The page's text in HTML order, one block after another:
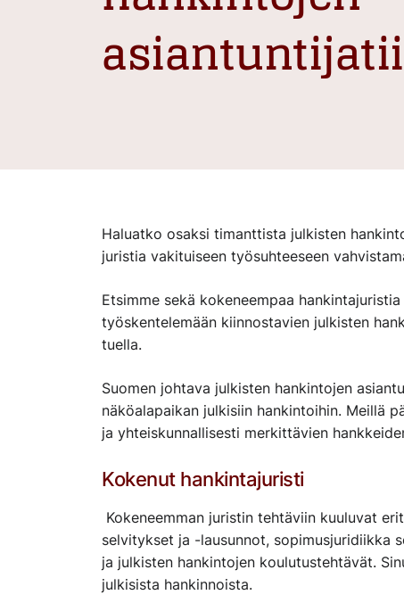
Haluatko osaksi timanttista julkisten
juristia vakituiseen työsuhteeseen
Etsimme sekä kokeneempaa
työskentelemään kiinnostavien julkisten
tuella.
Suomen johtava julkisten hankintojen
näköalapaikan julkisiin hankintoihin. Meillä
ja yhteiskunnallisesti merkittävien
Kokenut hankintajuristi
Kokeneemman juristin tehtäviin kuuluvat
selvitykset ja -lausunnot, sopimusjuridiikka
ja julkisten hankintojen koulutustehtävät.
julkisista hankinnoista.